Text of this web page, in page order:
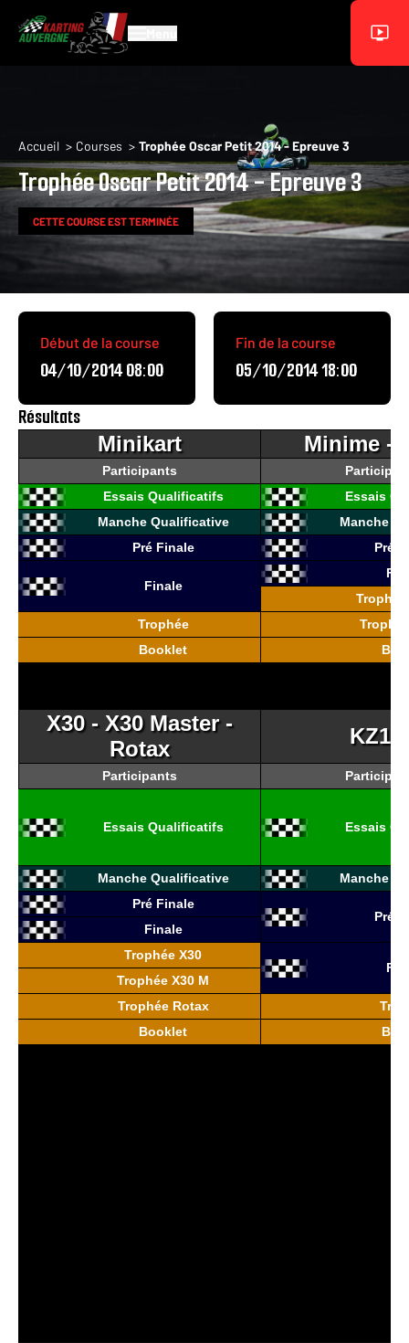
Aller au contenu principal
Fil d'Ariane
Accueil Courses Trophée Oscar Petit 2014 - Epreuve 3
Trophée Oscar Petit 2014 - Epreuve 3
CETTE COURSE EST TERMINÉE
Début de la course
04/10/2014 08:00
Fin de la course
05/10/2014 18:00
Résultats